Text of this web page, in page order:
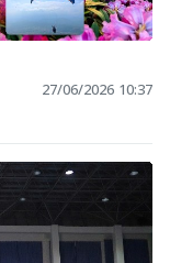
27/06/2026 10:37